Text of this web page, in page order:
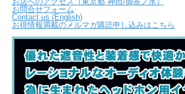
お問合せフォーム
Contact us (English)
お得情報満載のメルマガ購読申し込みはこちら